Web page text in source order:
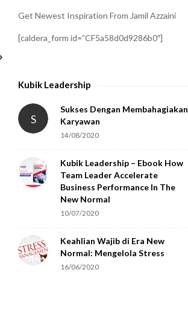
Get Newest Inspiration From Jamil Azzaini
[caldera_form id=”CF5a58d0d9286b0″]
Kubik Leadership
S
Sukses Dengan Membahagiakan
Karyawan
14/08/2020
Kubik Leadership – Ebook How
Team Leader Accelerate
Business Performance In The
New Normal
10/07/2020
Keahlian Wajib di Era New
Normal: Mengelola Stress
16/06/2020